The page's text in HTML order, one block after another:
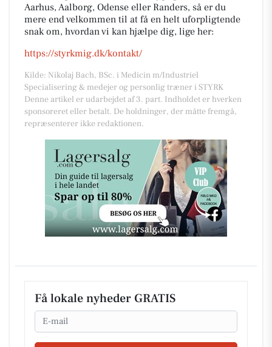
Aarhus, Aalborg, Odense eller Randers, så er du
mere end velkommen til at få en helt uforpligtende
snak om, hvordan vi kan hjælpe dig, lige her:
https://styrkmig.dk/kontakt/
Kilde: Nikolaj Bach, BSc. i Medicin m/Industriel
Specialisering & medejer og personlig træner i STYRK
Denne artikel er udarbejdet af 3. part. Indholdet er hverken
sponsoreret eller betalt. De holdninger, der måtte fremgå,
repræsenterer ikke redaktionen.
Få lokale nyheder GRATIS
Email